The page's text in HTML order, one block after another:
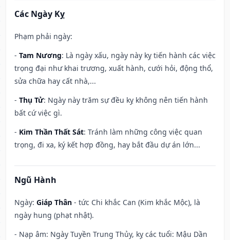
Các Ngày Kỵ
Phạm phải ngày:
- Tam Nương: Là ngày xấu, ngày này kỵ tiến hành các việc
trọng đại như khai trương, xuất hành, cưới hỏi, động thổ,
sửa chữa hay cất nhà,...
- Thụ Tử: Ngày này trăm sự đều kỵ không nên tiến hành
bất cứ việc gì.
- Kim Thần Thất Sát: Tránh làm những công việc quan
trọng, đi xa, ký kết hợp đồng, hay bắt đầu dự án lớn...
Ngũ Hành
Ngày: Giáp Thân - tức Chi khắc Can (Kim khắc Mộc), là
ngày hung (phạt nhật).
- Nạp âm: Ngày Tuyền Trung Thủy, kỵ các tuổi: Mậu Dần